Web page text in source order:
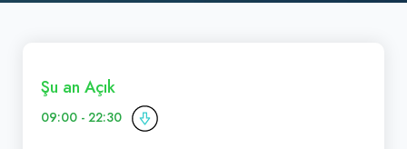
Şu an Açık
09:00 - 22:30